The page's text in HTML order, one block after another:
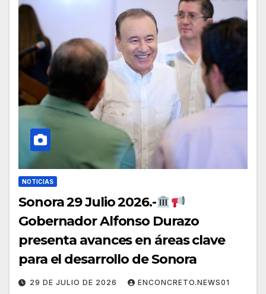
NOTICIAS
Sonora 29 Julio 2026.-
Gobernador Alfonso Durazo
presenta avances en áreas clave
para el desarrollo de Sonora
29 DE JULIO DE 2026 ENCONCRETO.NEWS01